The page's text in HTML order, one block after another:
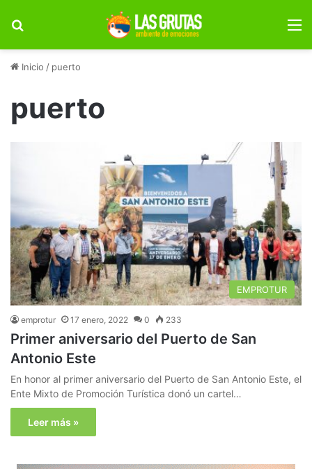
Inicio / puerto
puerto
EMPROTUR
emprotur 17 enero, 2022 0 233
Primer aniversario del Puerto de San
Antonio Este
En honor al primer aniversario del Puerto de San Antonio Este, el
Ente Mixto de Promoción Turística donó un cartel…
Leer más »